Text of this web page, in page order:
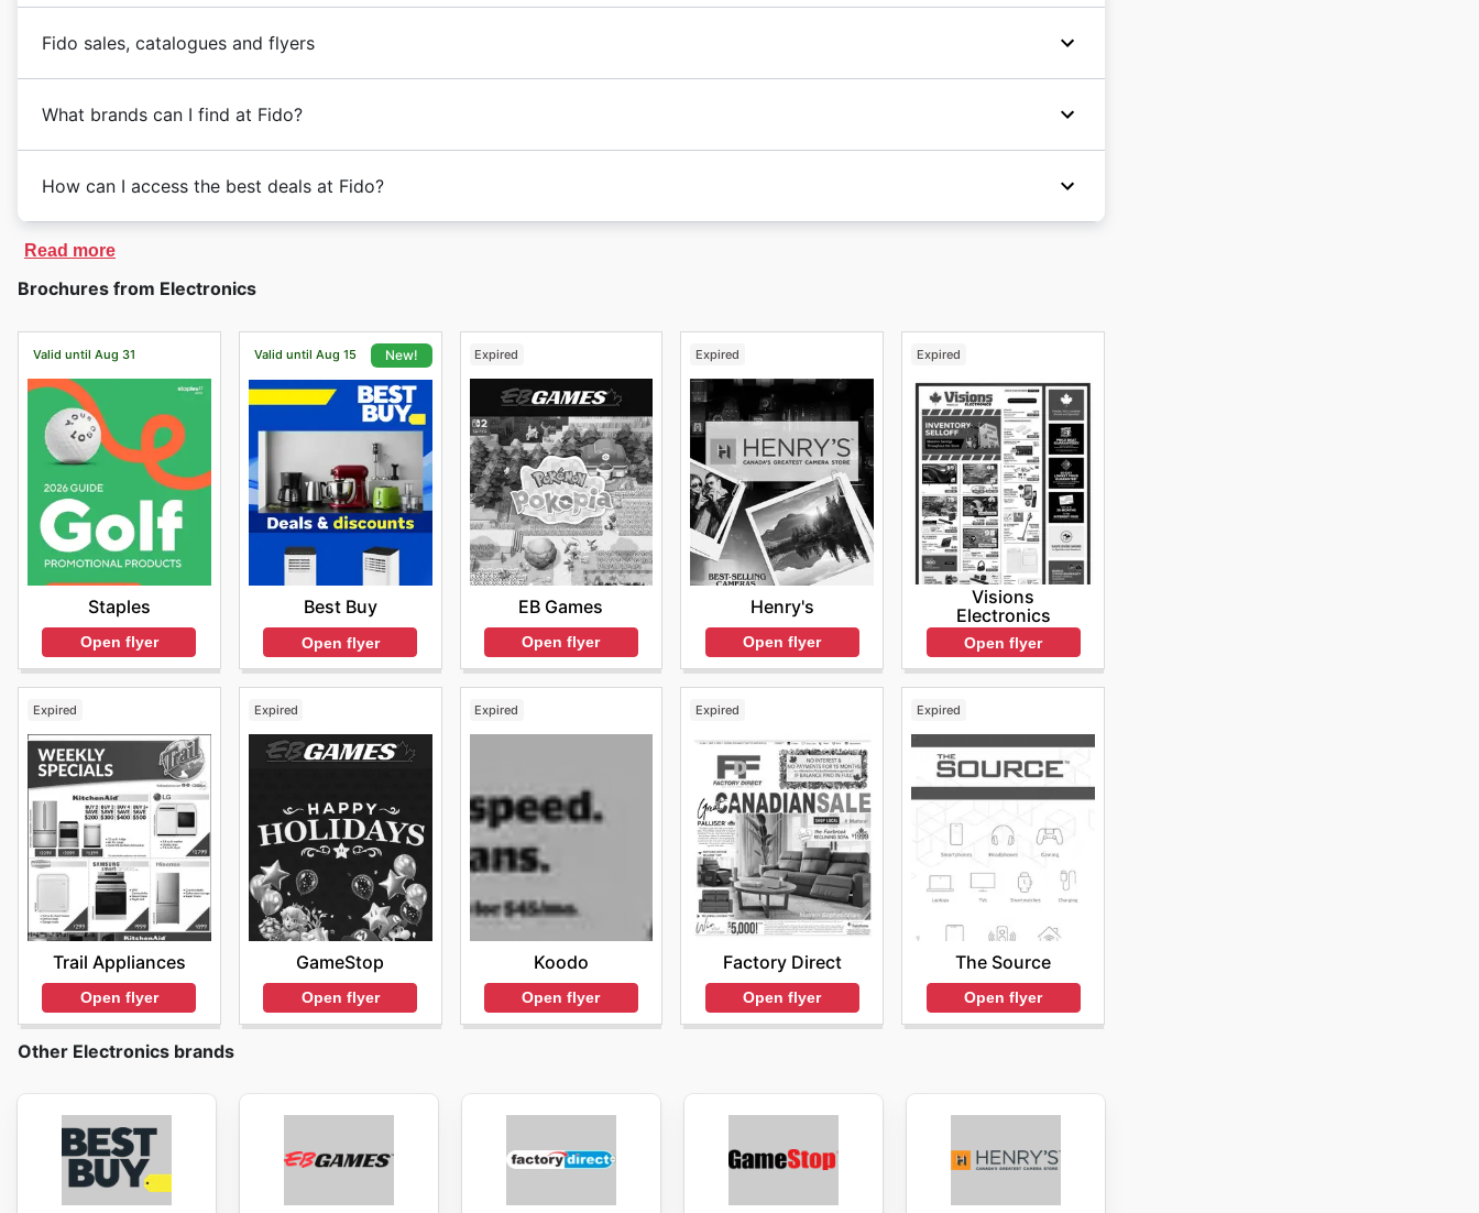
Fido sales, catalogues and flyers
What brands can I find at Fido?
How can I access the best deals at Fido?
Read more
Brochures from Electronics
Valid until Aug 31
Staples
Open flyer
Valid until Aug 15 New!
Best Buy
Open flyer
Expired
EB Games
Open flyer
Expired
Henry's
Open flyer
Expired
Visions
Electronics
Open flyer
Expired
Trail Appliances
Open flyer
Expired
GameStop
Open flyer
Expired
Koodo
Open flyer
Expired
Factory Direct
Open flyer
Expired
The Source
Open flyer
Other Electronics brands